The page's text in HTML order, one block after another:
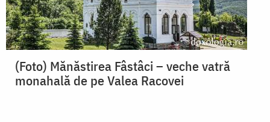
(Foto) Mănăstirea Fâstâci – veche vatră
monahală de pe Valea Racovei